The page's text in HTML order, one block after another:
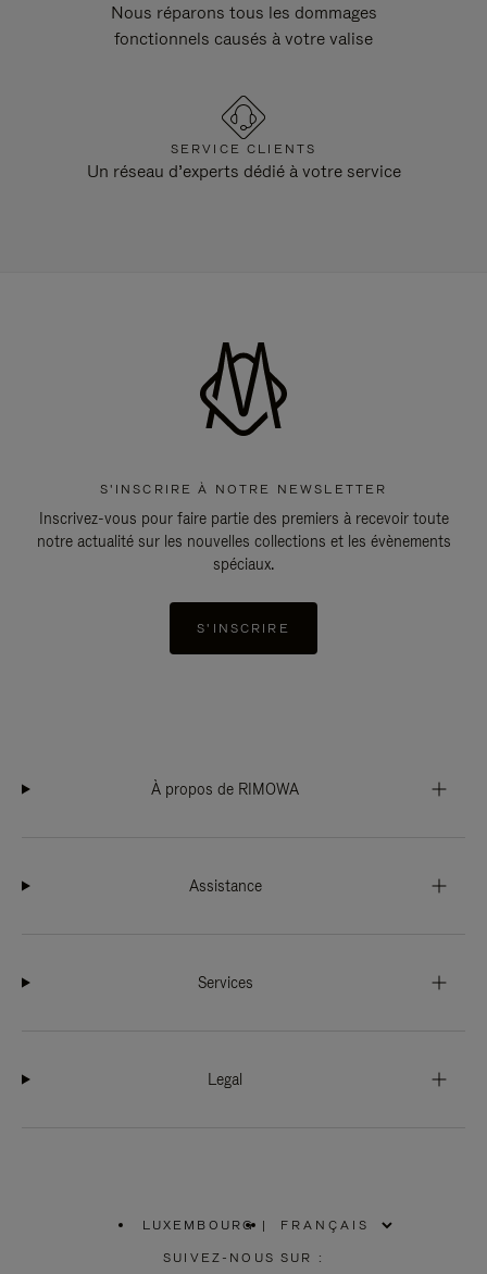
Nous réparons tous les dommages
fonctionnels causés à votre valise
SERVICE CLIENTS
Un réseau d’experts dédié à votre service
S'INSCRIRE À NOTRE NEWSLETTER
Inscrivez-vous pour faire partie des premiers à recevoir toute
notre actualité sur les nouvelles collections et les évènements
spéciaux.
S'INSCRIRE
À propos de RIMOWA
Assistance
Services
Legal
LUXEMBOURG
SÉLECTIONNEZ
VOTRE
|
SUIVEZ-NOUS SUR :